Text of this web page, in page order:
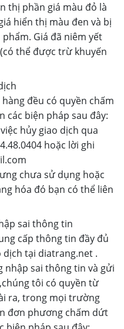
thị phần giá màu đỏ là
hiển thị màu đen và bị
phẩm. Giá đã niêm yết
thể được trừ khuyến
đều có quyền chấm
các biện pháp sau đây:
hủy giao dịch qua
hoặc lời ghi
chưa sử dụng hoặc
hóa đó bạn có thể liên
sai thông tin
cấp thông tin đầy đủ
dịch tại diatrang.net .
sai thông tin và gửi
tôi có quyền từ
ra, trong mọi trường
đơn phương chấm dứt